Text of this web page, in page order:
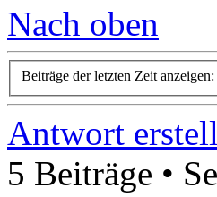
Nach oben
Beiträge der letzten Zeit anzeigen:
Antwort
5 Beiträge •